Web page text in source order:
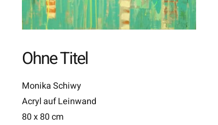
Ohne Titel
Monika Schiwy
Acryl auf Leinwand
80 x 80 cm